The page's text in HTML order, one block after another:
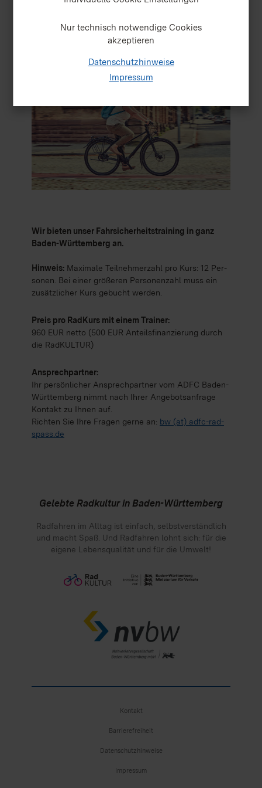
Nur technisch notwendige Cookies
akzeptieren
Datenschutzhinweise
Impressum
rin­nen und Trai­ner schu­len die Teil­neh­men­den in der
opti­ma­len Fahr­tech­nik und dem siche­ren Fahr­ver­
Wir bie­ten unser Fahr­si­cher­heits­trai­ning in ganz
Baden-Würt­tem­berg an.
Hin­weis: Maxi­male Teil­neh­mer­zahl pro Kurs: 12 Per­
so­nen. Bei einer grö­ße­ren Per­so­nen­zahl muss ein
zusätz­li­cher Kurs gebucht wer­den.
Preis pro Rad­Kurs mit einem Trai­ner:
960 EUR netto (500 EUR Anteils­fi­nan­zie­rung durch
die Rad­KUL­TUR)
Ansprech­part­ner:
Ihr per­sön­li­cher Ansprech­part­ner vom ADFC Baden-
Würt­tem­berg nimmt nach Ihrer Ange­bots­an­frage
Kon­takt zu Ihnen auf.
Rich­ten Sie Ihre Fra­gen gerne an: bw (at) adfc-rad­
spass.de
Gelebte Radkultur in Baden-Württemberg
Radfahren im Alltag ist einfach, selbst­verständlich
und macht Spaß. Und Radfahren lohnt sich: für die
eigene Lebens­qualität und für die Umwelt!
Kontakt
Barrierefreiheit
Datenschutzhinweise
Impressum